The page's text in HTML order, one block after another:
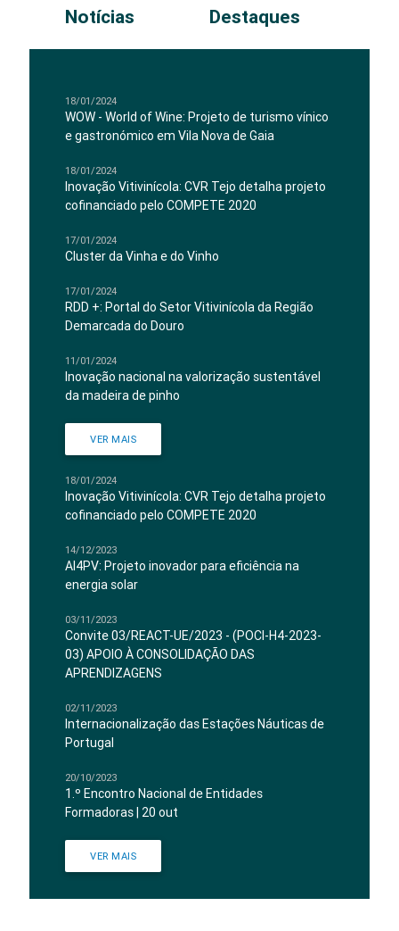
Notícias Destaques
18/01/2024
WOW - World of Wine: Projeto de turismo vínico
e gastronómico em Vila Nova de Gaia
18/01/2024
Inovação Vitivinícola: CVR Tejo detalha projeto
cofinanciado pelo COMPETE 2020
17/01/2024
Cluster da Vinha e do Vinho
17/01/2024
RDD +: Portal do Setor Vitivinícola da Região
Demarcada do Douro
11/01/2024
Inovação nacional na valorização sustentável
da madeira de pinho
VER MAIS
18/01/2024
Inovação Vitivinícola: CVR Tejo detalha projeto
cofinanciado pelo COMPETE 2020
14/12/2023
AI4PV: Projeto inovador para eficiência na
energia solar
03/11/2023
Convite 03/REACT-UE/2023 - (POCI-H4-2023-
03) APOIO À CONSOLIDAÇÃO DAS
APRENDIZAGENS
02/11/2023
Internacionalização das Estações Náuticas de
Portugal
20/10/2023
1.º Encontro Nacional de Entidades
Formadoras | 20 out
VER MAIS